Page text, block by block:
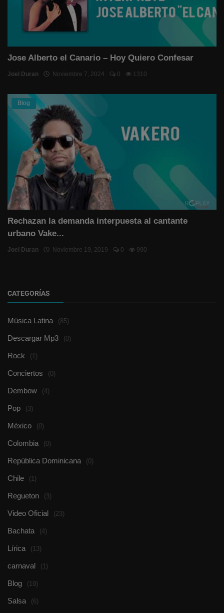
Jose Alberto el Canario – Hoy Quiero Confesar
Joel Duran Noviembre 7, 2024 0 1310
Blog
Rechazan la demanda interpuesta al cantante
urbano Vake...
Joel Duran Noviembre 19, 2019 0 990
CATEGORÍAS
Música Latina (85)
Descargar Mp3 (0)
Rock (1)
Conciertos (0)
Dembow (4)
Pop (3)
México (0)
Colombia (0)
República Dominicana (0)
Chile (1)
Regueton (3)
Video Oficial (23)
Bachata (4)
Lírica (13)
carnaval (1)
Blog (19)
Salsa (6)